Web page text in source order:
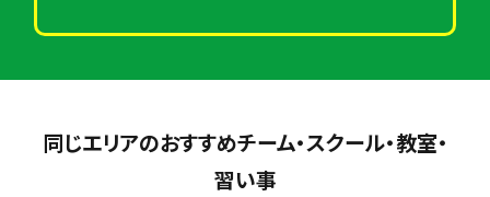
同じエリアのおすすめチーム・スクール・教室・
習い事